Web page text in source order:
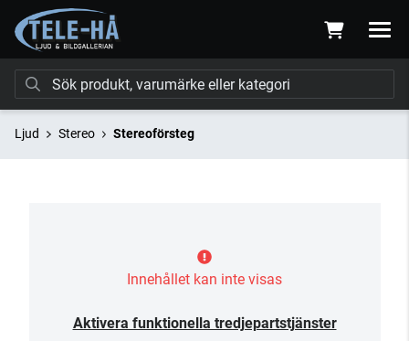
Ljud Stereo Stereoförsteg
Innehållet kan inte visas
Aktivera funktionella tredjepartstjänster